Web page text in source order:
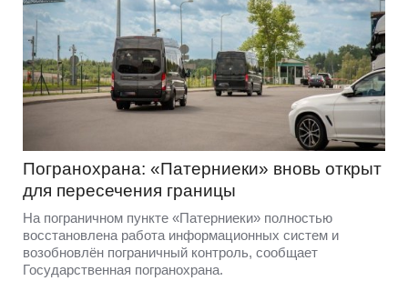
Погранохрана: «Патерниеки» вновь открыт
для пересечения границы
На пограничном пункте «Патерниеки» полностью
восстановлена работа информационных систем и
возобновлён пограничный контроль, сообщает
Государственная погранохрана.